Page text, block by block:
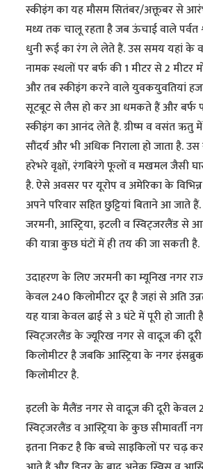
स्कीइंग का यह मौसम सितंबर/अक्तूबर से
मध्य तक चालू रहता है जब ऊंचाई वाले पर्वत
धुनी रूई का रंग ले लेते हैं. उस समय यहां के
नामक स्थलों पर बर्फ की 1 मीटर से 2 मीटर
और तब स्कीइंग करने वाले युवकयुवतियां
सूटबूट से लैस हो कर आ धमकते हैं और बर्फ
स्कीइंग का आनंद लेते हैं. ग्रीष्म व वसंत ऋतु में
सौंदर्य और भी अधिक निराला हो जाता है.
हरेभरे वृक्षों, रंगबिरंगे फूलों व मखमल जैसी
है. ऐसे अवसर पर यूरोप व अमेरिका के
अपने परिवार सहित छुट्टियां बिताने आ जाते
जरमनी, आस्ट्रिया, इटली व स्विट्जरलैंड से
की यात्रा कुछ घंटों में ही तय की जा सकती है.
उदाहरण के लिए जरमनी का म्यूनिख नगर
केवल 240 किलोमीटर दूर है जहां से अति
यह यात्रा केवल ढाई से 3 घंटे में पूरी हो जाती
स्विट्जरलैंड के ज्यूरिख नगर से वादूज की
किलोमीटर है जबकि आस्ट्रिया के नगर
किलोमीटर है.
इटली के मैलैंड नगर से वादूज की दूरी केवल
स्विट्जरलैंड व आस्ट्रिया के कुछ सीमावर्ती
इतना निकट है कि बच्चे साइकिलों पर चढ़